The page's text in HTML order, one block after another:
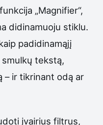
„Magnifier“,
didinamuoju stiklu.
padidinamąjį
tekstą,
– ir tikrinant odą ar
įvairius filtrus,